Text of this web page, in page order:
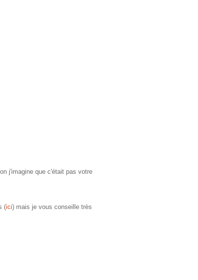
j'imagine que c'était pas votre
(ici) mais je vous conseille très